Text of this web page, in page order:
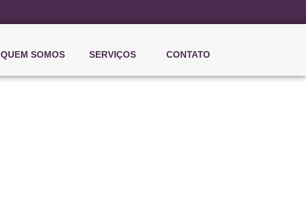
QUEM SOMOS SERVIÇOS CONTATO